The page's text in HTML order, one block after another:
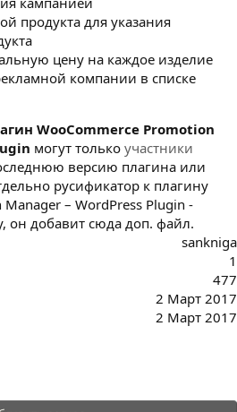
продукта для указания
цену на каждое изделие
компании в списке
WooCommerce Promotion
могут только участники
версию плагина или
русификатор к плагину
– WordPress Plugin -
он добавит сюда доп. файл.
sankniga
1
477
2 Март 2017
2 Март 2017